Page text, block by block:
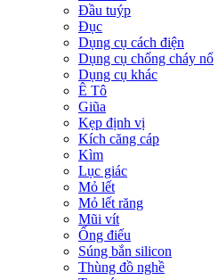
Đầu tuýp
Đục
Dụng cụ cách điện
Dụng cụ chống cháy nổ
Dụng cụ khác
Ê Tô
Giũa
Kẹp định vị
Kích căng cáp
Kìm
Lục giác
Mỏ lết
Mỏ lết răng
Mũi vít
Ống điếu
Súng bắn silicon
Thùng đồ nghề